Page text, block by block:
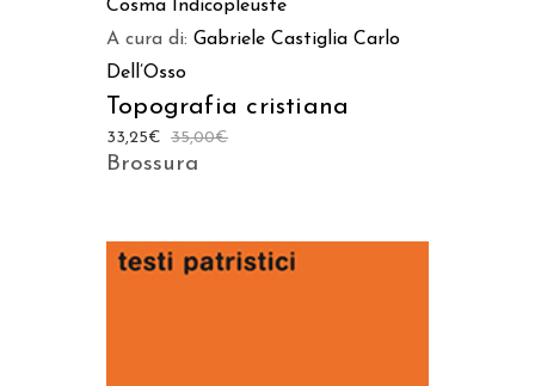
Cosma Indicopleuste
A cura di: Gabriele Castiglia Carlo
Dell’Osso
Topografia cristiana
35,00€
33,25€
Brossura